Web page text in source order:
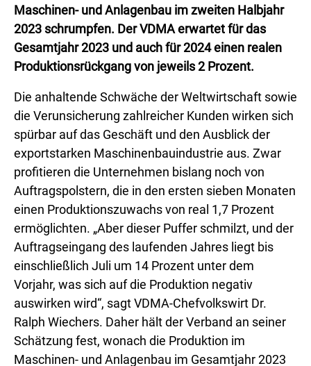
Maschinen- und Anlagenbau im zweiten Halbjahr
2023 schrumpfen. Der VDMA erwartet für das
Gesamtjahr 2023 und auch für 2024 einen realen
Produktionsrückgang von jeweils 2 Prozent.
Die anhaltende Schwäche der Weltwirtschaft sowie
die Verunsicherung zahlreicher Kunden wirken sich
spürbar auf das Geschäft und den Ausblick der
exportstarken Maschinenbauindustrie aus. Zwar
profitieren die Unternehmen bislang noch von
Auftragspolstern, die in den ersten sieben Monaten
einen Produktionszuwachs von real 1,7 Prozent
ermöglichten. „Aber dieser Puffer schmilzt, und der
Auftragseingang des laufenden Jahres liegt bis
einschließlich Juli um 14 Prozent unter dem
Vorjahr, was sich auf die Produktion negativ
auswirken wird“, sagt VDMA-Chefvolkswirt Dr.
Ralph Wiechers. Daher hält der Verband an seiner
Schätzung fest, wonach die Produktion im
Maschinen- und Anlagenbau im Gesamtjahr 2023